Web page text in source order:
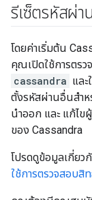
รีเซ็ตรหัสผ่า
โดยค่าเริ่มต้น
คุณเปิดใช้การตรว
cassandra และ
ตั้งรหัสผ่านอื่นสำ
นำออก และ แก้ไข
ของ Cassandra
โปรดดูข้อมูลเกี่ยว
ใช้การตรวจสอบสิ